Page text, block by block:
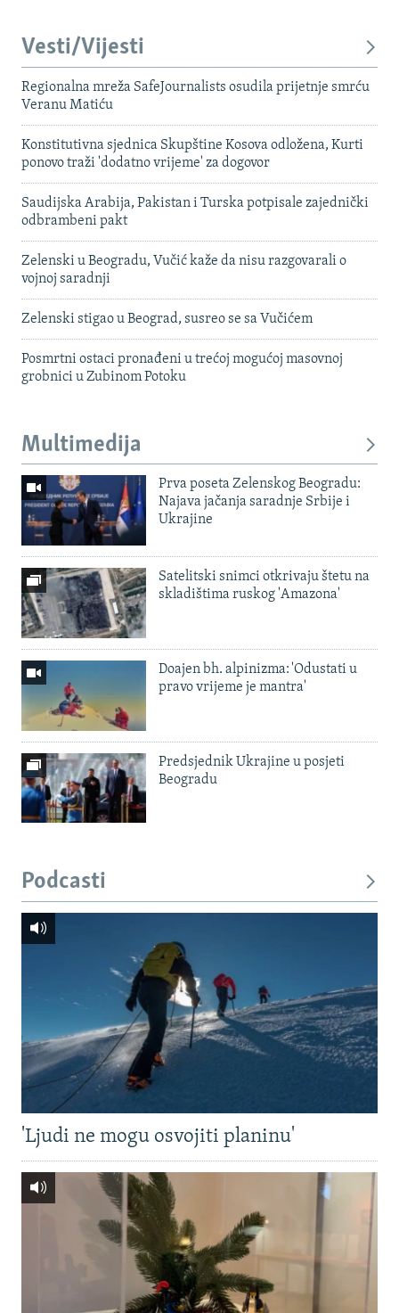
Vesti/Vijesti
Regionalna mreža SafeJournalists osudila prijetnje smrću
Veranu Matiću
Konstitutivna sjednica Skupštine Kosova odložena, Kurti
ponovo traži 'dodatno vrijeme' za dogovor
Saudijska Arabija, Pakistan i Turska potpisale zajednički
odbrambeni pakt
Zelenski u Beogradu, Vučić kaže da nisu razgovarali o
vojnoj saradnji
Zelenski stigao u Beograd, susreo se sa Vučićem
Posmrtni ostaci pronađeni u trećoj mogućoj masovnoj
grobnici u Zubinom Potoku
Multimedija
Prva poseta Zelenskog Beogradu:
Najava jačanja saradnje Srbije i
Ukrajine
Satelitski snimci otkrivaju štetu na
skladištima ruskog 'Amazona'
Doajen bh. alpinizma: 'Odustati u
pravo vrijeme je mantra'
Predsjednik Ukrajine u posjeti
Beogradu
Podcasti
'Ljudi ne mogu osvojiti planinu'